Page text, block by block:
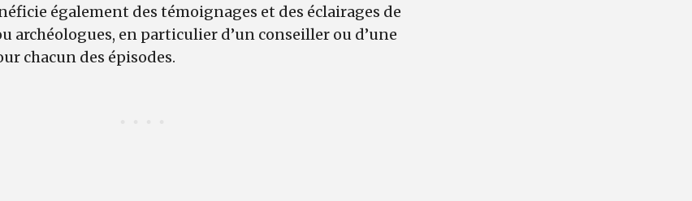
également des témoignages et des éclairages de
archéologues, en particulier d’un conseiller ou d’une
chacun des épisodes.